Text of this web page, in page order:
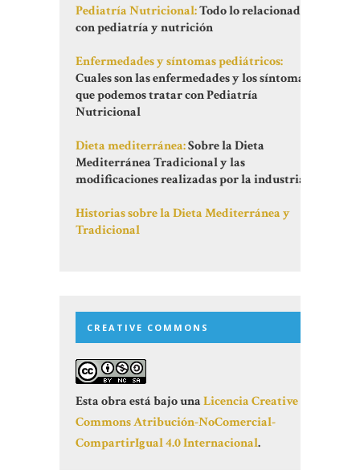
Pediatría Nutricional:Todo lo relacionado
con pediatría y nutrición
Enfermedades y síntomas pediátricos:
Cuales son las enfermedades y los síntomas
que podemos tratar con Pediatría
Nutricional
Dieta mediterránea:Sobre la Dieta
Mediterránea Tradicional y las
modificaciones realizadas por la industria
Historias sobre la Dieta Mediterránea y
Tradicional
CREATIVE COMMONS
Esta obra está bajo unaLicencia Creative
Commons Atribución-NoComercial-
CompartirIgual 4.0 Internacional.